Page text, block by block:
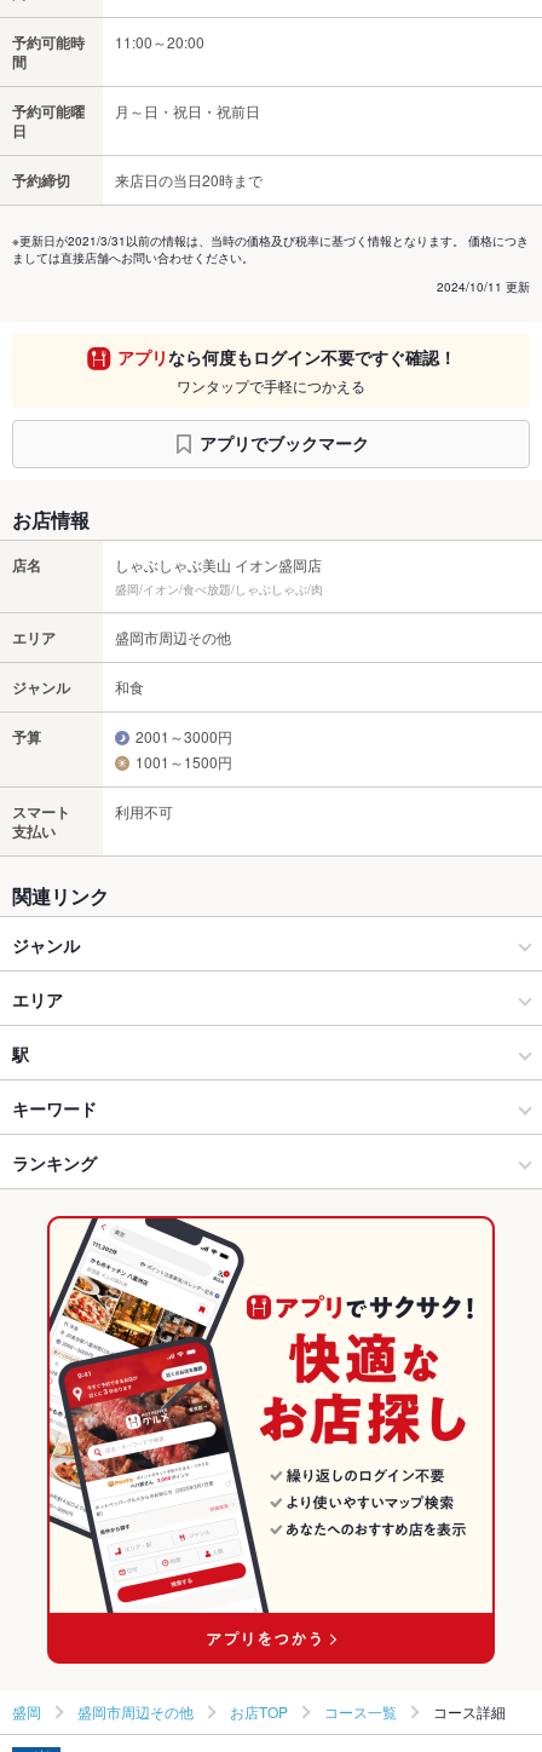
予約可能時
間
11:00～20:00
予約可能曜
日
月～日・祝日・祝前日
予約締切 来店日の当日20時まで
※更新日が2021/3/31以前の情報は、当時の価格及び税率に基づく情報となります。 価格につき
ましては直接店舗へお問い合わせください。
2024/10/11 更新
アプリなら何度もログイン不要ですぐ確認！
ワンタップで手軽につかえる
アプリでブックマーク
お店情報
店名 しゃぶしゃぶ美山 イオン盛岡店
盛岡/イオン/食べ放題/しゃぶしゃぶ/肉
エリア 盛岡市周辺その他
ジャンル 和食
予算
2001～3000円
1001～1500円
スマート
支払い
利用不可
関連リンク
ジャンル
和食
しゃぶしゃぶ・すき焼き
盛岡 × 和食
盛岡 × しゃぶしゃぶ・すき焼き
前潟駅 × 和食
前潟駅 × しゃぶしゃぶ・すき焼き
エリア
盛岡市周辺その他
盛岡市周辺その他 × 和食
盛岡市周辺その他 × しゃぶしゃぶ・すき焼き
岩手 × 和食
岩手 × しゃぶしゃぶ・すき焼き
駅
青山駅
大釜駅
前潟駅
キーワード
しゃぶしゃぶ
ランキング
岩手のグルメランキング
岩手の和食ランキング
岩手のしゃぶしゃぶ・すき焼きランキング
盛岡のグルメランキング
盛岡の和食ランキング
盛岡市周辺その他のグルメランキング
盛岡市周辺その他の和食ランキング
盛岡 盛岡市周辺その他 お店TOP コース一覧 コース詳細